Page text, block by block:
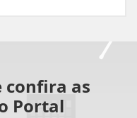
confira as
Portal